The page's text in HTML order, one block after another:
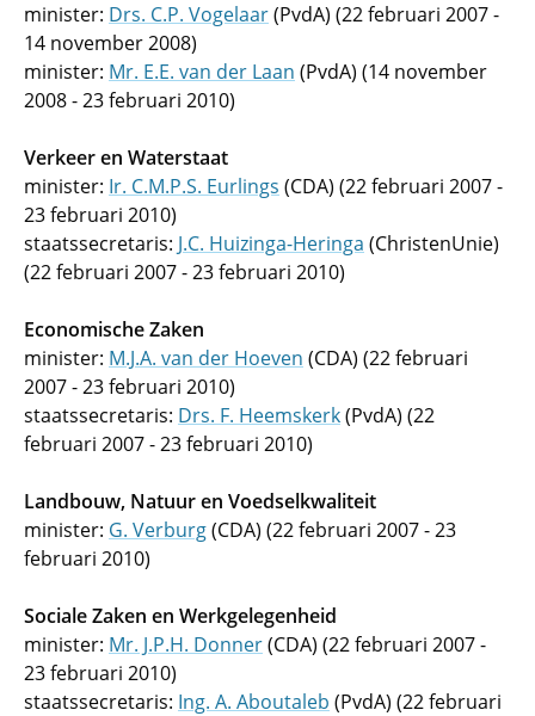
minister: Drs. C.P. Vogelaar(PvdA) (22 februari 2007 -
14 november 2008)
minister: Mr. E.E. van der Laan (PvdA) (14 november
2008 - 23 februari 2010)
Verkeer en Waterstaat
minister: Ir. C.M.P.S. Eurlings (CDA) (22 februari 2007 -
23 februari 2010)
staatssecretaris: J.C. Huizinga-Heringa (ChristenUnie)
(22 februari 2007 - 23 februari 2010)
Economische Zaken
minister: M.J.A. van der Hoeven (CDA) (22 februari
2007 - 23 februari 2010)
staatssecretaris: Drs. F. Heemskerk(PvdA) (22
februari 2007 - 23 februari 2010)
Landbouw, Natuur en Voedselkwaliteit
minister: G. Verburg(CDA) (22 februari 2007 - 23
februari 2010)
Sociale Zaken en Werkgelegenheid
minister: Mr. J.P.H. Donner(CDA) (22 februari 2007 -
23 februari 2010)
staatssecretaris: Ing. A. Aboutaleb (PvdA) (22 februari